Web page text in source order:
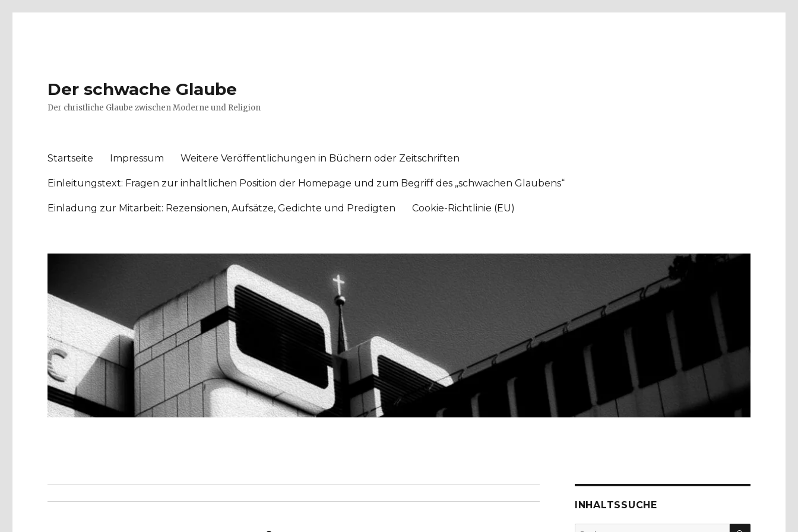
Der schwache Glaube
Der christliche Glaube zwischen Moderne und Religion
Startseite Impressum Weitere Veröffentlichungen in Büchern oder Zeitschriften
Einleitungstext: Fragen zur inhaltlichen Position der Homepage und zum Begriff des „schwachen Glaubens“
Einladung zur Mitarbeit: Rezensionen, Aufsätze, Gedichte und Predigten Cookie-Richtlinie (EU)
INHALTSSUCHE
Suche SUCHEN